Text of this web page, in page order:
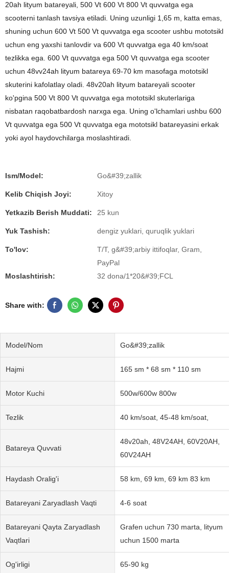
20ah lityum batareyali, 500 Vt 600 Vt 800 Vt quvvatga ega
scooterni tanlash tavsiya etiladi. Uning uzunligi 1,65 m, katta emas,
shuning uchun 600 Vt 500 Vt quvvatga ega scooter ushbu mototsikl
uchun eng yaxshi tanlovdir va 600 Vt quvvatga ega 40 km/soat
tezlikka ega. 600 Vt quvvatga ega 500 Vt quvvatga ega scooter
uchun 48vv24ah lityum batareya 69-70 km masofaga mototsikl
skuterini kafolatlay oladi. 48v20ah lityum batareyali scooter
ko'pgina 500 Vt 800 Vt quvvatga ega mototsikl skuterlariga
nisbatan raqobatbardosh narxga ega. Uning o'lchamlari ushbu 600
Vt quvvatga ega 500 Vt quvvatga ega mototsikl batareyasini erkak
yoki ayol haydovchilarga moslashtiradi.
Ism/Model: Go&#39;zallik
Kelib Chiqish Joyi: Xitoy
Yetkazib Berish Muddati: 25 kun
Yuk Tashish: dengiz yuklari, quruqlik yuklari
To'lov:
T/T, g&#39;arbiy ittifoqlar, Gram,
PayPal
Moslashtirish:
32 dona/1*20&#39;FCL
Share with:
Model/Nom Go&#39;zallik
Hajmi 165 sm * 68 sm * 110 sm
Motor Kuchi 500w/600w 800w
Tezlik 40 km/soat, 45-48 km/soat,
Batareya Quvvati
48v20ah, 48V24AH, 60V20AH,
60V24AH
Haydash Oralig'i 58 km, 69 km, 69 km 83 km
Batareyani Zaryadlash Vaqti 4-6 soat
Batareyani Qayta Zaryadlash
Vaqtlari
Grafen uchun 730 marta, lityum
uchun 1500 marta
Og'irligi 65-90 kg